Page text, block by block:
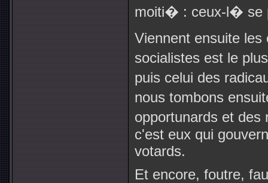
moiti� : ceux-l� se
Viennent ensuite
socialistes est le
puis celui des
nous tombons
opportunards et
c'est eux qui
votards.
Et encore, foutre,